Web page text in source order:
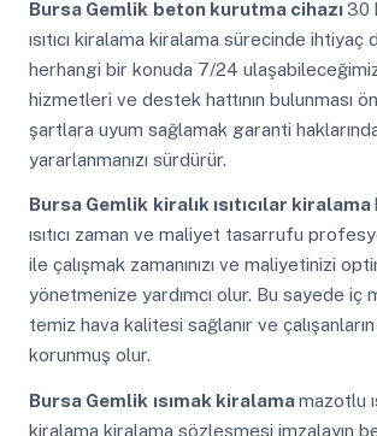
Bursa Gemlik beton kurutma cihazı30
ısıtıcı kiralama kiralama sürecinde ihtiyaç
herhangi bir konuda 7/24
hizmetleri ve destek hattının bulunması
şartlara uyum sağlamak garanti
yararlanmanızı sürdürür.
Bursa Gemlik kiralık ısıtıcılar kiralama
ısıtıcı zaman ve maliyet tasarrufu
ile çalışmak zamanınızı ve maliyetinizi
yönetmenize yardımcı olur. Bu sayede iç
temiz hava kalitesi sağlanır ve çalışanların
korunmuş olur.
Bursa Gemlik ısımak kiralamamazotlu
kiralama kiralama sözleşmesi imzalayın